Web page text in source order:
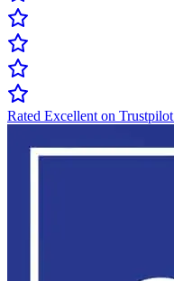
Rated Excellent on Trustpilot